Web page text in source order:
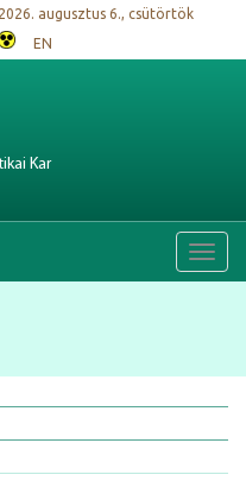
2026. augusztus 6., csütörtök
EN
Kar